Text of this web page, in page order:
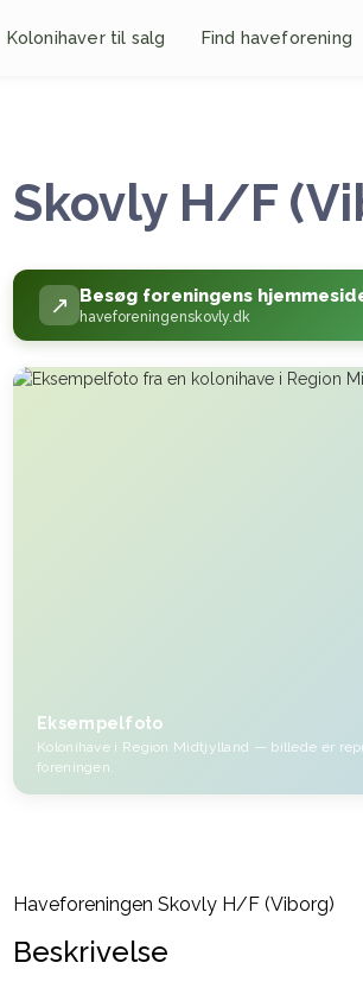
Kolonihaver til salg Find haveforening
Skovly H/F
↗ Besøg foreningens
haveforeningenskovly.dk
Eksempelfoto
Kolonihave i Region Midtjylland — billede er
foreningen.
Haveforeningen Skovly H/F (Viborg)
Beskrivelse